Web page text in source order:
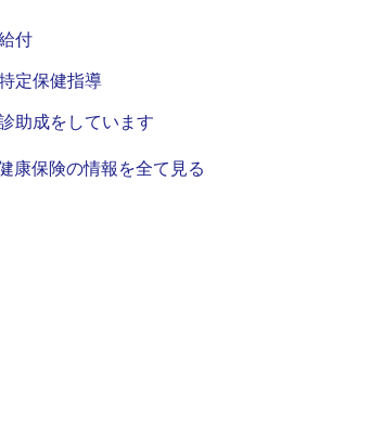
付
定保健指導
助成をしています
康保険の情報を全て見る